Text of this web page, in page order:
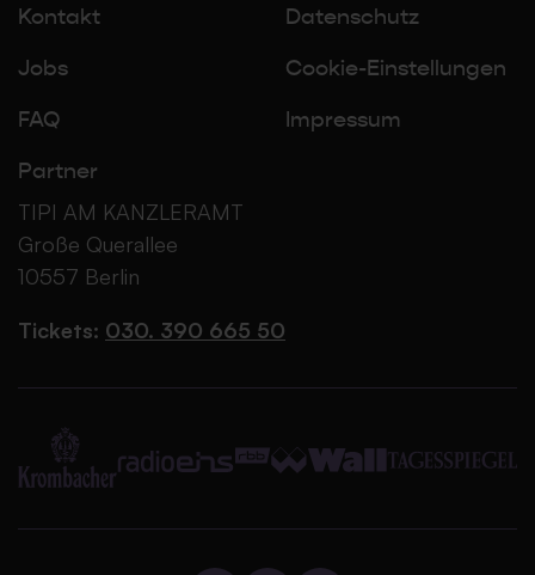
Kontakt
Jobs
FAQ
Partner
Datenschutz
Cookie-Einstellungen
Impressum
TIPI AM KANZLERAMT
Große Querallee
10557 Berlin
Tickets: 030. 390 665 50